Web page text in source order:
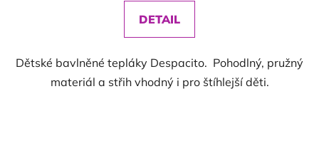
DETAIL
Dětské bavlněné tepláky Despacito. Pohodlný, pružný
materiál a střih vhodný i pro štíhlejší děti.